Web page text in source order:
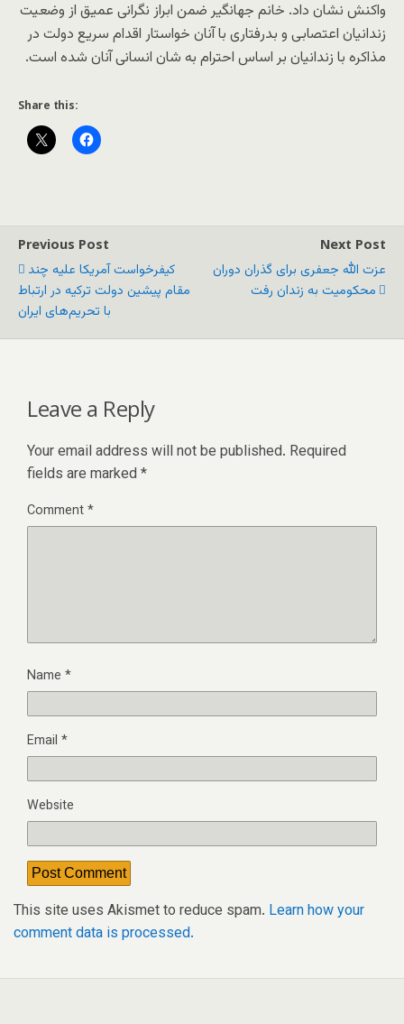
واکنش نشان داد. خانم جهانگیر ضمن ابراز نگرانی عمیق از وضعیت
زندانیان اعتصابی و بدرفتاری با آنان خواستار اقدام سریع دولت در
مذاکره با زندانیان بر اساس احترام به شان انسانی آنان شده است.
Share this:
Previous Post
کیفرخواست آمریکا علیه چند
مقام‌ پیشین دولت ترکیه در ارتباط
با تحریم‌های ایران
Next Post
عزت الله جعفری برای گذران دوران
محکومیت به زندان رفت
Leave a Reply
Your email address will not be published. Required
fields are marked *
Comment*
Name *
Email *
Website
This site uses Akismet to reduce spam. Learn how your
comment data is processed.